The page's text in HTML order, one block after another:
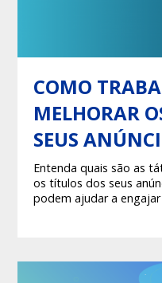
COMO
MELHORAR
SEUS
Entenda quais são as
os títulos dos seus
podem ajudar a